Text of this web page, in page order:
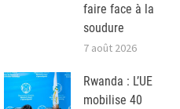
faire face à la
soudure
7 août 2026
Rwanda : L’UE
mobilise 40